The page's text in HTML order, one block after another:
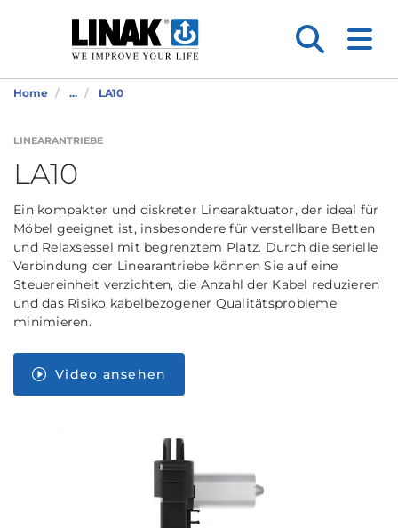
Home ... LA10
LINEARANTRIEBE
LA10
Ein kompakter und diskreter Linearaktuator, der ideal für
Möbel geeignet ist, insbesondere für verstellbare Betten
und Relaxsessel mit begrenztem Platz. Durch die serielle
Verbindung der Linearantriebe können Sie auf eine
Steuereinheit verzichten, die Anzahl der Kabel reduzieren
und das Risiko kabelbezogener Qualitätsprobleme
minimieren.
Video ansehen